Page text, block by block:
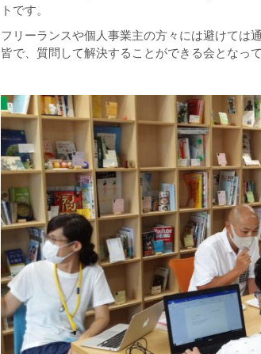
トです。
フリーランスや個人事業主の方々には避けては
皆で、質問して解決することができる会となって